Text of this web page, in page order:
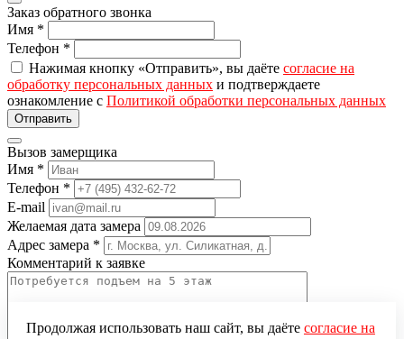
Заказ обратного звонка
Имя *
Телефон *
Нажимая кнопку «Отправить», вы даёте согласие на
обработку персональных данных и подтверждаете
ознакомление с Политикой обработки персональных данных
Вызов замерщика
Имя *
Телефон *
E-mail
Желаемая дата замера
Адрес замера *
Комментарий к заявке
Продолжая использовать наш сайт, вы даёте согласие на